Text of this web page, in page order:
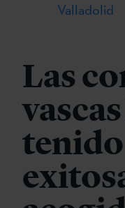
Valladolid
Las